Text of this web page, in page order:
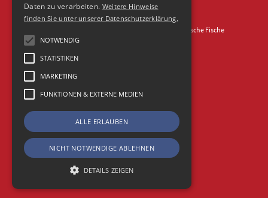
© 2026 Agentur Frische Fische
Daten zu verarbeiten. Weitere Hinweise
finden Sie unter unserer Datenschutzerklärung.
NOTWENDIG
STATISTIKEN
MARKETING
FUNKTIONEN & EXTERNE MEDIEN
ALLE ERLAUBEN
NICHT NOTWENDIGE ABLEHNEN
DETAILS ZEIGEN